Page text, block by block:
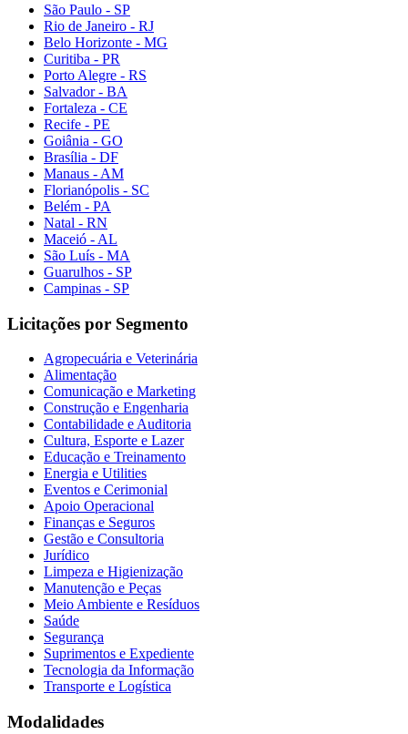
São Paulo - SP
Rio de Janeiro - RJ
Belo Horizonte - MG
Curitiba - PR
Porto Alegre - RS
Salvador - BA
Fortaleza - CE
Recife - PE
Goiânia - GO
Brasília - DF
Manaus - AM
Florianópolis - SC
Belém - PA
Natal - RN
Maceió - AL
São Luís - MA
Guarulhos - SP
Campinas - SP
Licitações por Segmento
Agropecuária e Veterinária
Alimentação
Comunicação e Marketing
Construção e Engenharia
Contabilidade e Auditoria
Cultura, Esporte e Lazer
Educação e Treinamento
Energia e Utilities
Eventos e Cerimonial
Apoio Operacional
Finanças e Seguros
Gestão e Consultoria
Jurídico
Limpeza e Higienização
Manutenção e Peças
Meio Ambiente e Resíduos
Saúde
Segurança
Suprimentos e Expediente
Tecnologia da Informação
Transporte e Logística
Modalidades